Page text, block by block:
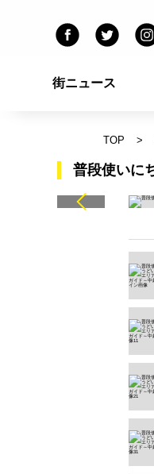
街ニュース
TOP
普段使いに